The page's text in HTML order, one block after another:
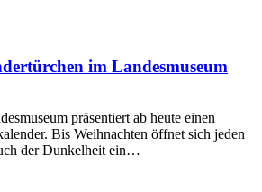
im Landesmuseum
präsentiert ab heute einen
Bis Weihnachten öffnet sich jeden
der Dunkelheit ein…